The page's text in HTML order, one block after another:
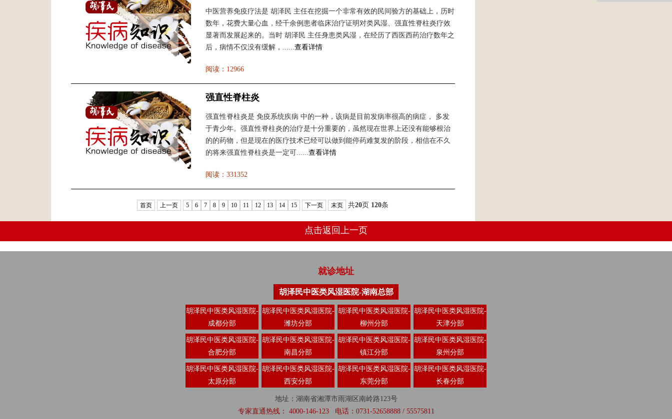
中医营养免疫疗法是 胡泽民 主任在挖掘一个非常有效的民间验方的基础上，历时
数年，花费大量心血，经千余例患者临床治疗证明对类风湿、强直性脊柱炎疗效
显著而发展起来的。当时 胡泽民 主任身患类风湿，在经历了西医西药治疗数年之
后，病情不仅没有缓解，......查看详情
阅读： 12966
强直性脊柱炎
强直性脊柱炎是 免疫系统疾病 中的一种，该病是目前发病率很高的病症， 多发
于青少年。强直性脊柱炎的治疗是十分重要的，虽然现在世界上还没有能够根治
的的药物，但是现在的医疗技术已经可以做到能停药难复发的阶段，相信在不久
的将来强直性脊柱炎是一定可......查看详情
阅读： 331352
首页 上一页 5 6 7 8 9 10 11 12 13 14 15 下一页 末页 共20页 120条
点击返回上一页
就诊地址
胡泽民中医类风湿医院-湖南总部
胡泽民中医类风湿医院-
成都分部
胡泽民中医类风湿医院-
潍坊分部
胡泽民中医类风湿医院-
柳州分部
胡泽民中医类风湿医院-
天津分部
胡泽民中医类风湿医院-
合肥分部
胡泽民中医类风湿医院-
南昌分部
胡泽民中医类风湿医院-
镇江分部
胡泽民中医类风湿医院-
泉州分部
胡泽民中医类风湿医院-
太原分部
胡泽民中医类风湿医院-
西安分部
胡泽民中医类风湿医院-
东莞分部
胡泽民中医类风湿医院-
长春分部
地址：湖南省湘潭市雨湖区南岭路123号
专家直通热线： 4000-146-123 电话：0731-52658888 / 55575811